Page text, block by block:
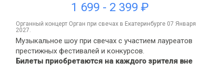
1 699 - 2 399 ₽
органный концерт Орган при свечах в Екатеринбурге 07 Января
2027.
Музыкальное шоу при свечах с участием лауреатов
престижных фестивалей и конкурсов.
Билеты приобретаются на каждого зрителя вне